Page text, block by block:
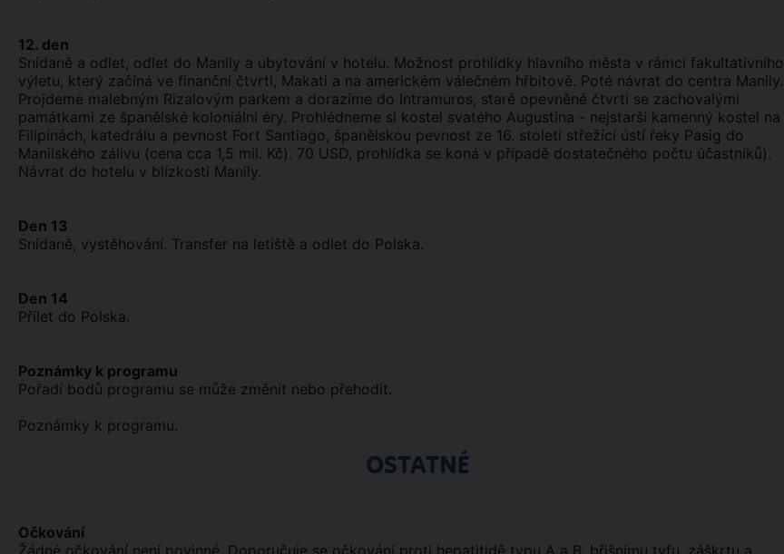
12. den
Snídaně a odlet, odlet do Manily a ubytování v hotelu. Možnost prohlídky hlavního města v rámci fakultativního
výletu, který začíná ve finanční čtvrti, Makati a na americkém válečném hřbitově. Poté návrat do centra Manily.
Projdeme malebným Rizalovým parkem a dorazíme do Intramuros, staré opevněné čtvrti se zachovalými
památkami ze španělské koloniální éry. Prohlédneme si kostel svatého Augustina - nejstarší kamenný kostel na
Filipínách, katedrálu a pevnost Fort Santiago, španělskou pevnost ze 16. století střežící ústí řeky Pasig do
Manilského zálivu (cena cca 1,5 mil. Kč). 70 USD, prohlídka se koná v případě dostatečného počtu účastníků).
Návrat do hotelu v blízkosti Manily.
Den 13
Snídaně, vystěhování. Transfer na letiště a odlet do Polska.
Den 14
Přílet do Polska.
Poznámky k programu
Pořadí bodů programu se může změnit nebo přehodit.
Poznámky k programu.
OSTATNÉ
Očkování
Žádné očkování není povinné. Doporučuje se očkování proti hepatitidě typu A a B, břišnímu tyfu, záškrtu a